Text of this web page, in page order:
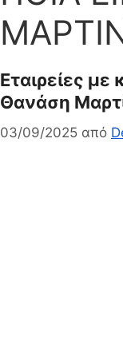
Εταιρείες
Θανάση
03/09/2025 από